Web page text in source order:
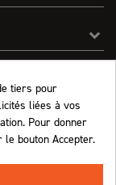
tiers pour
liées à vos
Pour donner
bouton Accepter.